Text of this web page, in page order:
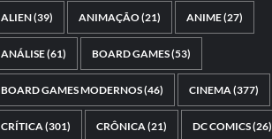
ALIEN(39) ANIMAÇÃO(21) ANIME(27)
ANÁLISE(61) BOARD GAMES(53)
BOARD GAMES MODERNOS(46) CINEMA (377)
CRÍTICA (301) CRÔNICA (21) DC COMICS(26)